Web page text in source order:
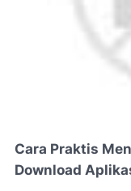
Cara Praktis
Download